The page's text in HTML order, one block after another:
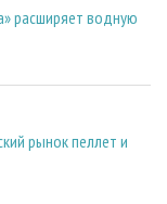
расширяет водную
рынок пеллет и